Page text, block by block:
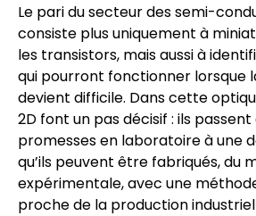
Le pari du secteur des semi-
consiste plus uniquement à
les transistors, mais aussi à
qui pourront fonctionner lorsque
devient difficile. Dans cette
2D font un pas décisif : ils
promesses en laboratoire à une
qu’ils peuvent être fabriqués, du
expérimentale, avec une
proche de la production